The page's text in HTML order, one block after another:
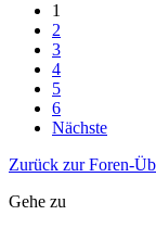
1
2
3
4
5
6
Nächste
Zurück zur Foren-
Gehe zu